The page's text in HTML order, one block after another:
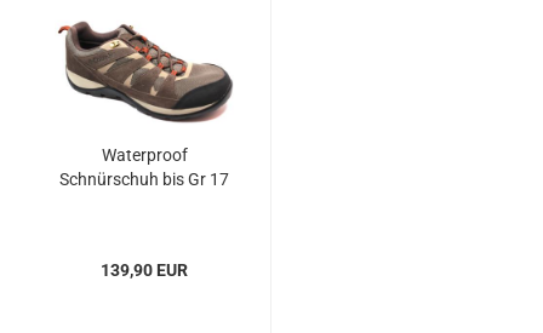
Waterproof
Schnürschuh bis Gr 17
139,90 EUR